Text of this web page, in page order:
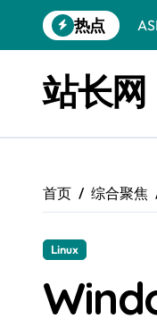
到
热点
后
优
站长网
首页 综合聚焦
Linux